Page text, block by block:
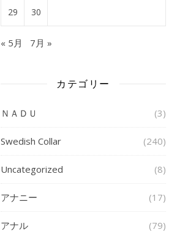
29 30
« 5月 7月 »
カテゴリー
ＮＡＤＵ (3)
Swedish Collar (240)
Uncategorized (8)
アナニー (17)
アナル (79)